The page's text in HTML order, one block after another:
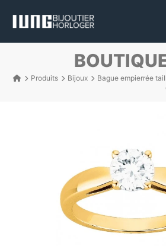
Produits Bijoux
Bague empierrée